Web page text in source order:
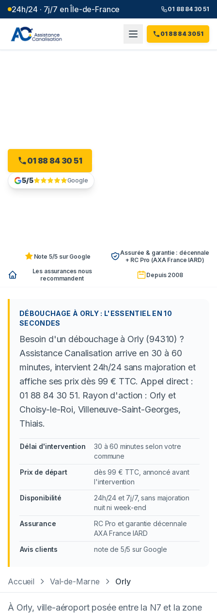
24h/24 · 7j/7 en Île-de-France 01 88 84 30 51
01 88 84 30 51
01 88 84 30 51
5/5 Google
Note 5/5 sur Google
Assurée & garantie : décennale
+ RC Pro (AXA France IARD)
Les assurances nous
recommandent
Depuis 2008
DÉBOUCHAGE À ORLY : L'ESSENTIEL EN 10
SECONDES
Besoin d'un débouchage à Orly (94310) ?
Assistance Canalisation arrive en 30 à 60
minutes, intervient 24h/24 sans majoration et
affiche ses prix dès 99 € TTC. Appel direct :
01 88 84 30 51. Rayon d'action : Orly et
Choisy-le-Roi, Villeneuve-Saint-Georges,
Thiais.
Délai d'intervention
30 à 60 minutes selon votre
commune
Prix de départ
dès 99 € TTC, annoncé avant
l'intervention
Disponibilité
24h/24 et 7j/7, sans majoration
nuit ni week-end
Assurance
RC Pro et garantie décennale
AXA France IARD
Avis clients
note de 5/5 sur Google
Accueil Val-de-Marne Orly
À Orly, ville-aéroport posée entre la N7 et la zone